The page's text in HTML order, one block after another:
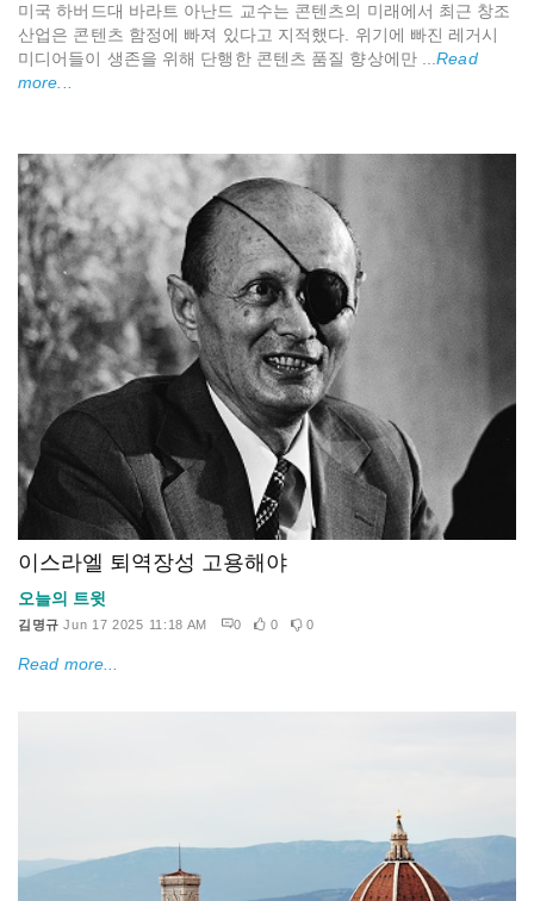
미국 하버드대 바라트 아난드 교수는 콘텐츠의 미래에서 최근 창조
산업은 콘텐츠 함정에 빠져 있다고 지적했다. 위기에 빠진 레거시
미디어들이 생존을 위해 단행한 콘텐츠 품질 향상에만 ...Read
more...
이스라엘 퇴역장성 고용해야
오늘의 트윗
김명규 Jun 17 2025 11:18 AM 0 0 0
Read more...